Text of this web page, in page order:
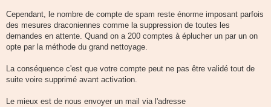
Cependant, le nombre de compte de spam reste énorme imposant parfois
des mesures draconiennes comme la suppression de toutes les
demandes en attente. Quand on a 200 comptes à éplucher un par un on
opte par la méthode du grand nettoyage.
La conséquence c'est que votre compte peut ne pas être validé tout de
suite voire supprimé avant activation.
Le mieux est de nous envoyer un mail via l'adresse